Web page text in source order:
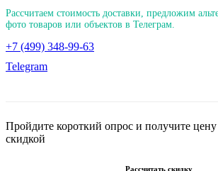
Рассчитаем стоимость доставки, предложим
фото товаров или объектов в Телеграм.
+7 (499) 348-99-63
Telegram
Пройдите короткий опрос и получите
скидкой
Рассчитать скидку